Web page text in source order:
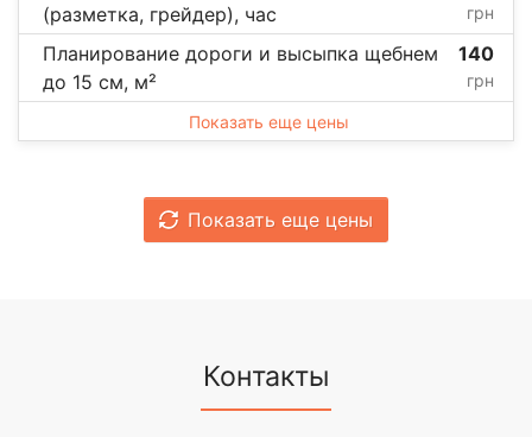
(разметка, грейдер), час
грн
Планирование дороги и высыпка щебнем
до 15 см, м²
140
грн
Показать еще цены
Показать еще цены
Контакты